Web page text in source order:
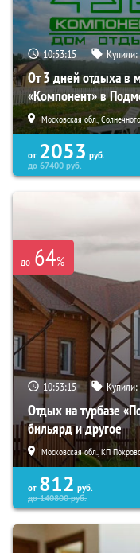
10:53:13 Купили:
От 3 дней отдыха в
«Компонент» в
Московская обл.,
от 2053 руб.
до67400руб.
до 64%
10:53:13 Купили:
Отдых на турбазе
бильярд и другое
Московская обл., КП
от 812 руб.
до140800руб.